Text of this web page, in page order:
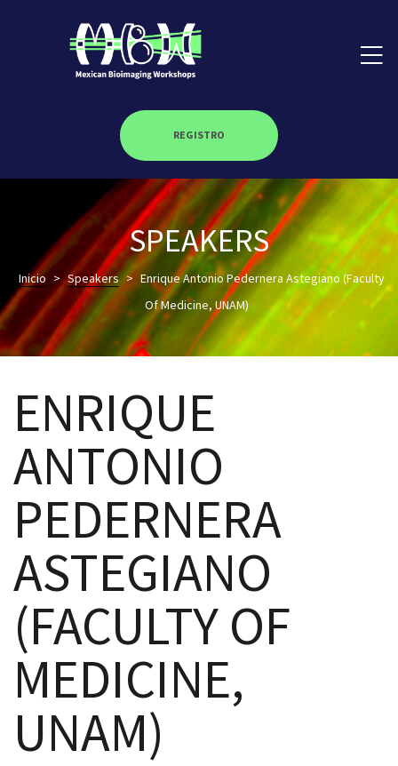
REGISTRO
SPEAKERS
Inicio > Speakers > Enrique Antonio Pedernera Astegiano (Faculty
Of Medicine, UNAM)
ENRIQUE
ANTONIO
PEDERNERA
ASTEGIANO
(FACULTY OF
MEDICINE,
UNAM)
–
óptica –
–
a la